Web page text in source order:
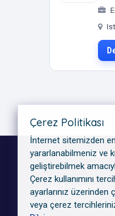
KATEGORILER
GEO Ajansları
Dijital Reklam
Çerez Politikası
İnternet sitemizden
yararlanabilmeniz ve
geliştirebilmek
Çerez kullanımını
ayarlarınız üzerinden
veya çerez